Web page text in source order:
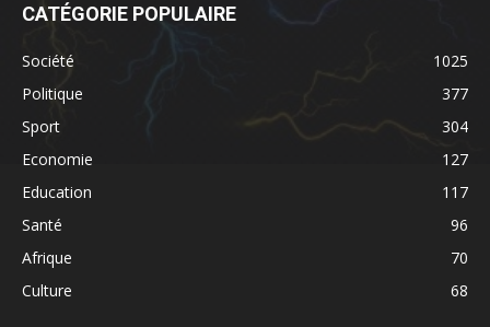
CATÉGORIE POPULAIRE
Société
1025
Politique
377
Sport
304
Economie
127
Education
117
Santé
96
Afrique
70
Culture
68